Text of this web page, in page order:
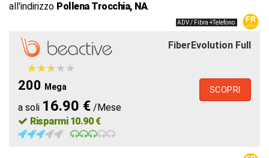
all'indirizzo Pollena Trocchia, NA.
ADV / Fibra +Telefono
FiberEvolution Full
★★★★★
★★★★★
200 Mega
a soli 16.90 € /Mese
Risparmi 10.90 €
SCOPRI